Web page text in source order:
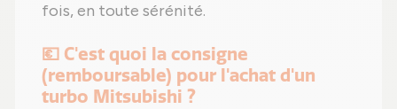
fois, en toute sérénité.
💶 C'est quoi la consigne
(remboursable) pour l'achat d'un
turbo Mitsubishi ?